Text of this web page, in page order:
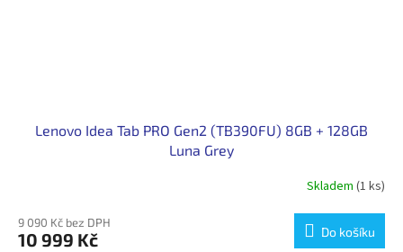
Lenovo Idea Tab PRO Gen2 (TB390FU) 8GB + 128GB
Luna Grey
Skladem (1 ks)
9 090 Kč bez DPH
10 999 Kč Do košíku